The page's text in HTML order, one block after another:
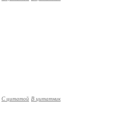
С цитатой В цитатник